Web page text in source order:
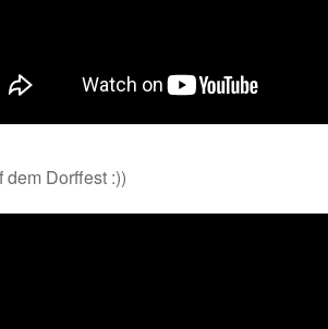
Dorffest :))